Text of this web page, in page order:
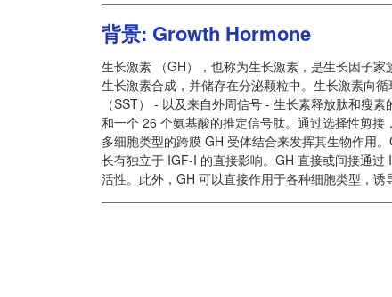
背景: Growth Hormone
生长激素 （GH），也称为生长激素，是生长因子
生长激素合成，并储存在分泌颗粒中。生长激素向
（SST） - 以及来自外周信号 - 生长素释放肽和瘦
和一个 26 个氨基酸的推定信号肽。通过选择性剪
多细胞类型的跨膜 GH 受体结合来发挥其生物作用
长有独立于 IGF-I 的直接影响。GH 直接或间接通
活性。此外，GH 可以直接作用于各种细胞类型，诱